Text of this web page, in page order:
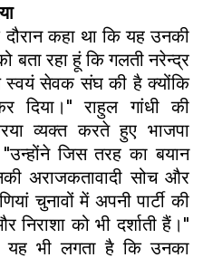
कहा था कि यह उनकी
रहा हूं कि गलती नरेन्द्र
स्वयं सेवक संघ की है क्योंकि
दिया।'' राहुल गांधी की
व्यक्त करते हुए भाजपा
जिस तरह का बयान
अराजकतावादी सोच और
चुनावों में अपनी पार्टी की
को भी दर्शाती हैं।''
भी लगता है कि उनका